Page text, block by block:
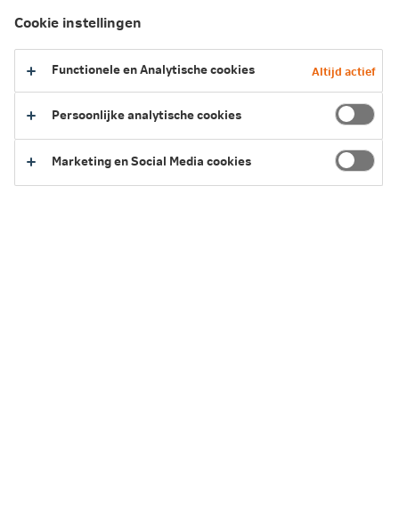
kunnen worden gelegd.
Je komt in aanmerking voor vergoeding als je een
revalideerbaar oor hebt met tenminste een verlies van 35
dB (verkregen bij frequenties van 1.000, 2.000 en 4.000
Hz) en:
hulpmiddelen ter correctie van stoornissen in de
Cookie instellingen
Functionele en Analytische cookies Altijd actief
Persoonlijke analytische cookies
Marketing en Social Media cookies